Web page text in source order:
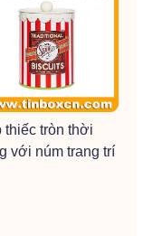
thiếc tròn thời
với núm trang trí